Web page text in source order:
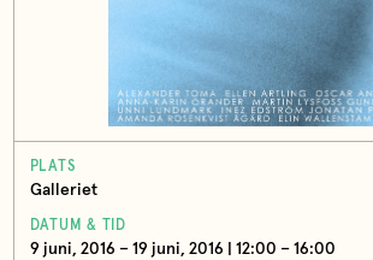
PLATS
Galleriet
DATUM & TID
9 juni, 2016 – 19 juni, 2016 | 12:00 – 16:00